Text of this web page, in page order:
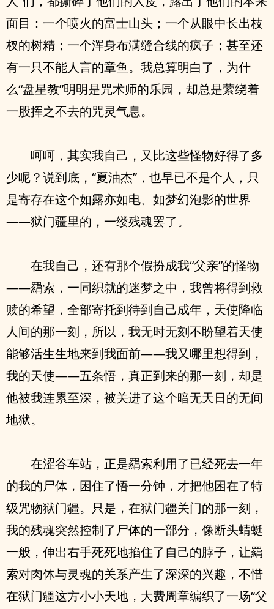
面目：一个喷火的富士山头；一个从眼中长出枝
杈的树精；一个浑身布满缝合线的疯子；甚至还
有一只不能人言的章鱼。我总算明白了，为什
么“盘星教”明明是咒术师的乐园，却总是萦绕着
一股挥之不去的咒灵气息。
呵呵，其实我自己，又比这些怪物好得了多
少呢？说到底，“夏油杰”，也早已不是个人，只
是寄存在这个如露亦如电、如梦幻泡影的世界
——狱门疆里的，一缕残魂罢了。
在我自己，还有那个假扮成我“父亲”的怪物
——羂索，一同织就的迷梦之中，我曾将得到救
赎的希望，全部寄托到待到自己成年，天使降临
人间的那一刻，所以，我无时无刻不盼望着天使
能够活生生地来到我面前——我又哪里想得到，
我的天使——五条悟，真正到来的那一刻，却是
他被我连累至深，被关进了这个暗无天日的无间
地狱。
在涩谷车站，正是羂索利用了已经死去一年
的我的尸体，困住了悟一分钟，才把他困在了特
级咒物狱门疆。只是，在狱门疆关门的那一刻，
我的残魂突然控制了尸体的一部分，像断头蜻蜓
一般，伸出右手死死地掐住了自己的脖子，让羂
索对肉体与灵魂的关系产生了深深的兴趣，不惜
在狱门疆这方小小天地，大费周章编织了一场“父